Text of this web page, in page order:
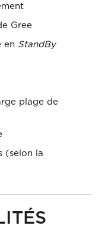
Gree
en StandBy
plage de
(selon la